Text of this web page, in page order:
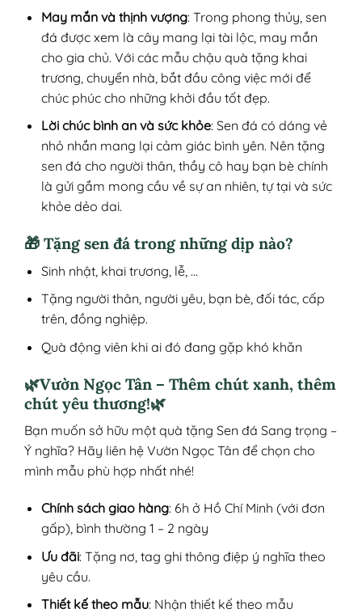
May mắn và thịnh vượng: Trong phong thủy, sen
đá được xem là cây mang lại tài lộc, may mắn
cho gia chủ. Với các mẫu chậu quà tặng khai
trương, chuyển nhà, bắt đầu công việc mới để
chúc phúc cho những khởi đầu tốt đẹp.
Lời chúc bình an và sức khỏe: Sen đá có dáng vẻ
nhỏ nhắn mang lại cảm giác bình yên. Nên tặng
sen đá cho người thân, thầy cô hay bạn bè chính
là gửi gắm mong cầu về sự an nhiên, tự tại và sức
khỏe dẻo dai.
🎁 Tặng sen đá trong những dịp nào?
Sinh nhật, khai trương, lễ, …
Tặng người thân, người yêu, bạn bè, đối tác, cấp
trên, đồng nghiệp.
Quà động viên khi ai đó đang gặp khó khăn
🌿Vườn Ngọc Tân – Thêm chút xanh, thêm
chút yêu thương!🌿
Bạn muốn sở hữu một quà tặng Sen đá Sang trọng –
Ý nghĩa? Hãy liên hệ Vườn Ngọc Tân để chọn cho
mình mẫu phù hợp nhất nhé!
Chính sách giao hàng: 6h ở Hồ Chí Minh (với đơn
gấp), bình thường 1 – 2 ngày
Ưu đãi: Tặng nơ, tag ghi thông điệp ý nghĩa theo
yêu cầu.
Thiết kế theo mẫu: Nhận thiết kế theo mẫu